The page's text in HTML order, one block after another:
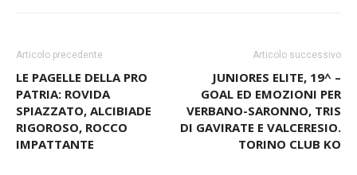
Articolo precedente
LE PAGELLE DELLA PRO
PATRIA: ROVIDA
SPIAZZATO, ALCIBIADE
RIGOROSO, ROCCO
IMPATTANTE
Articolo successivo
JUNIORES ELITE, 19^ –
GOAL ED EMOZIONI PER
VERBANO-SARONNO, TRIS
DI GAVIRATE E VALCERESIO.
TORINO CLUB KO